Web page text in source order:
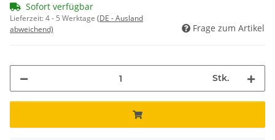
Sofort verfügbar
Lieferzeit:4 - 5 Werktage (DE - Ausland
abweichend)
Frage zum Artikel
Stk.